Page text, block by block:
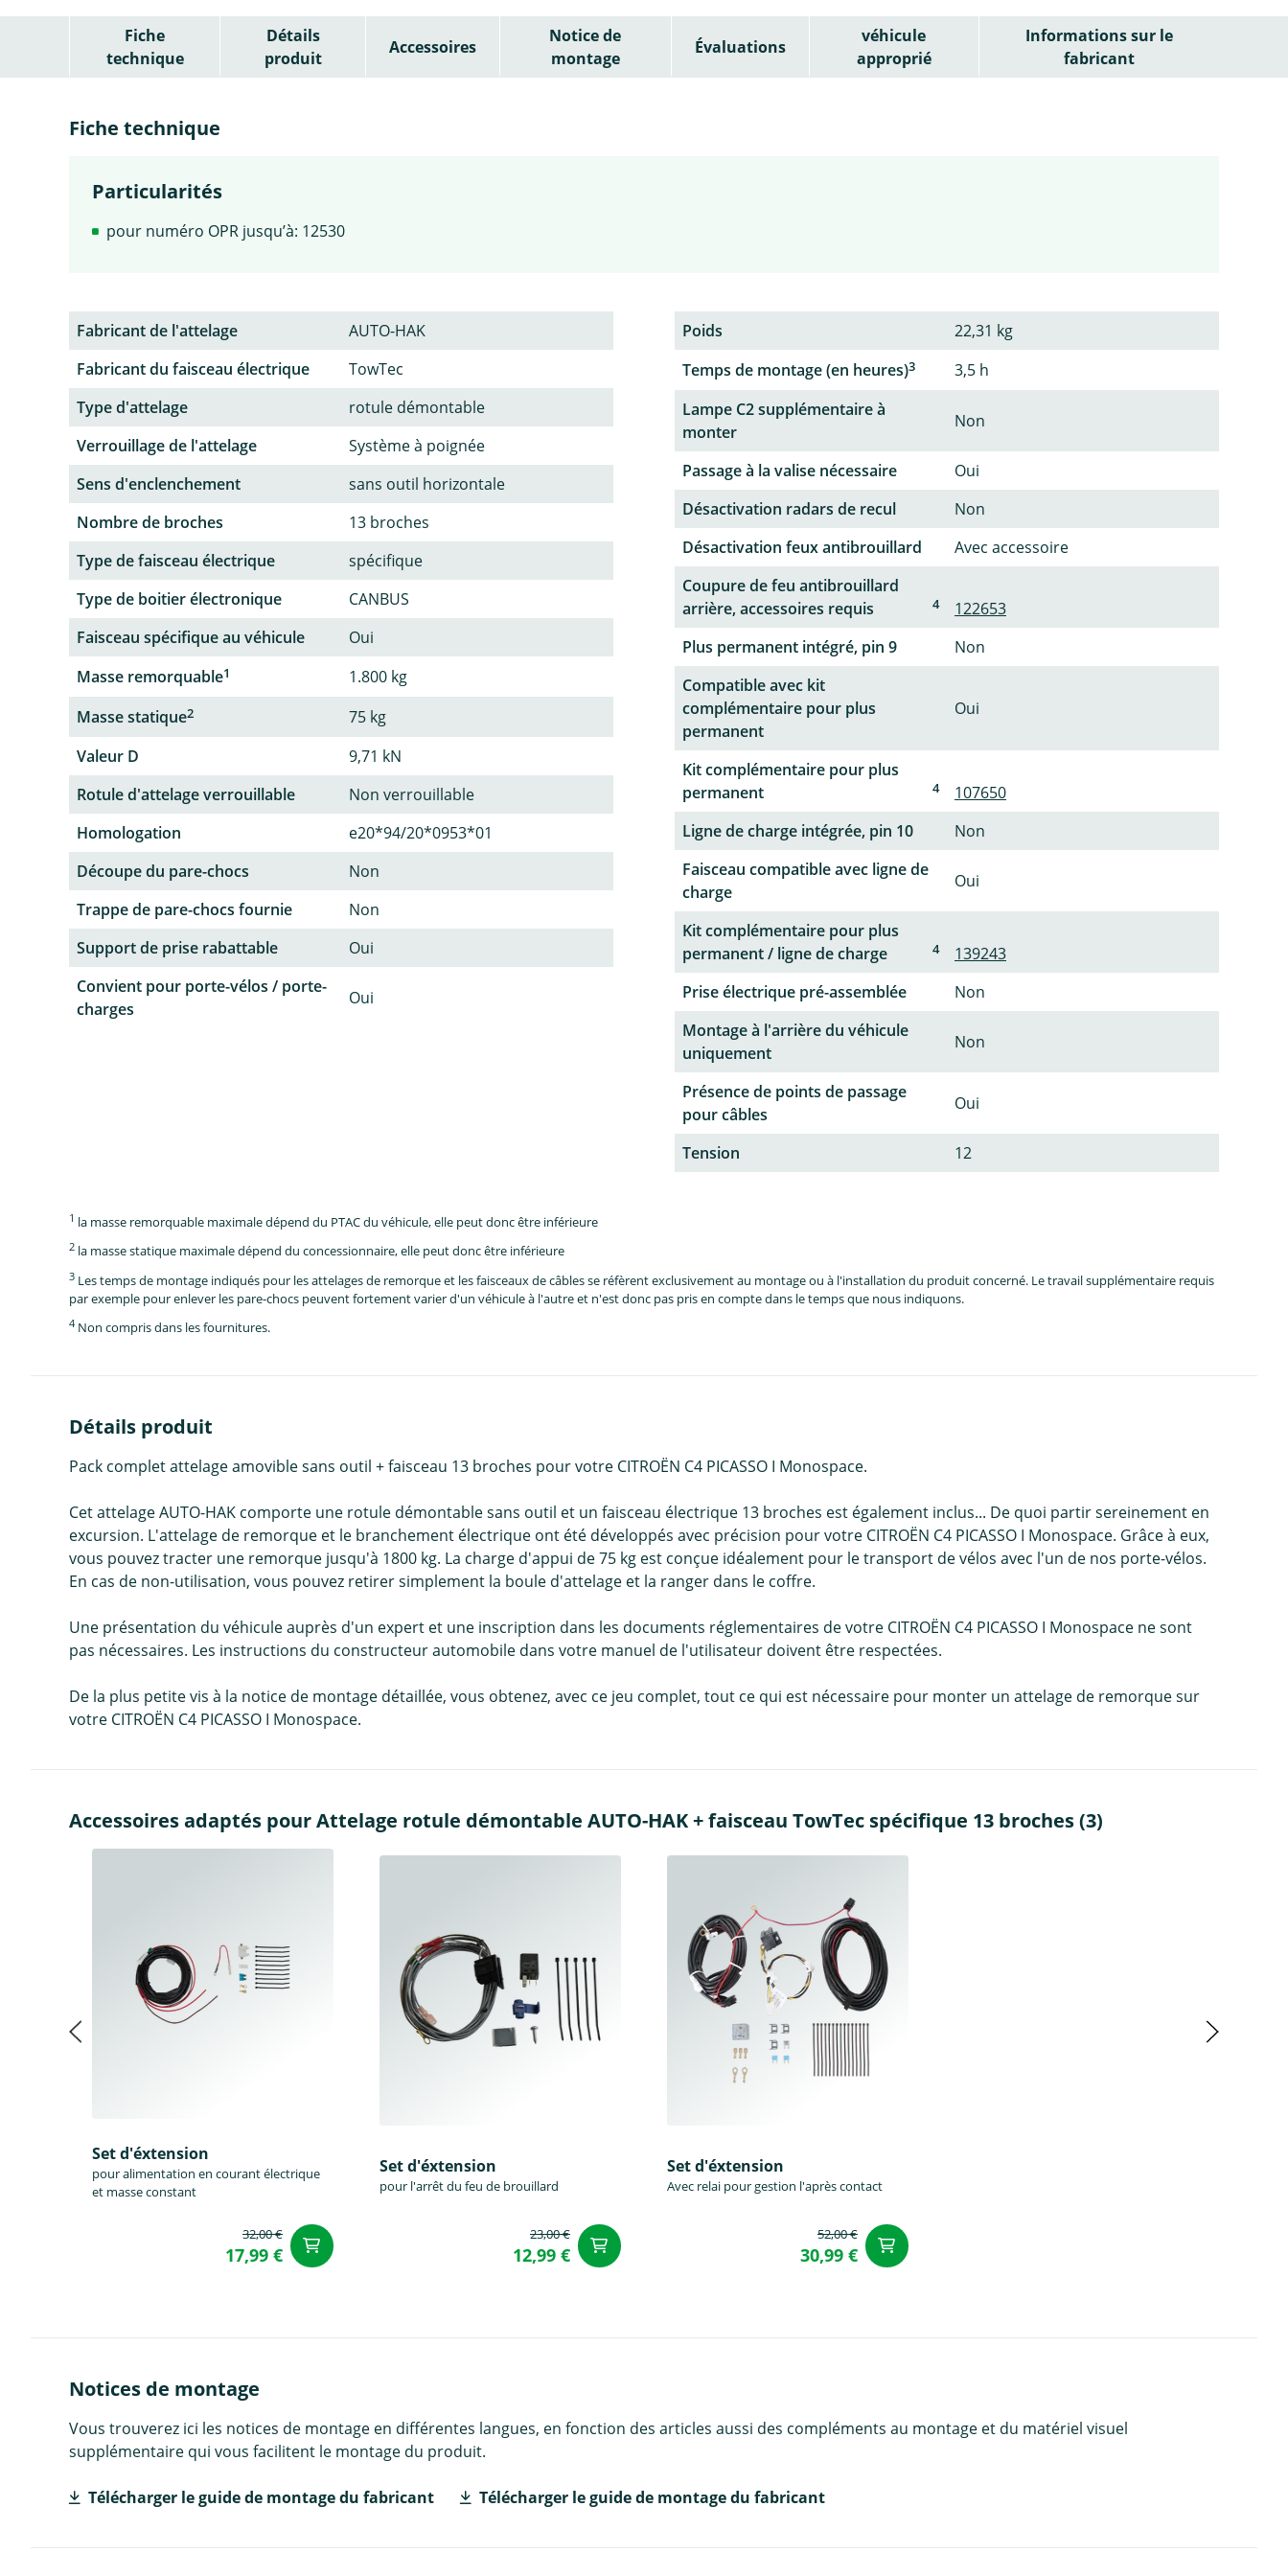
Fiche
technique
Détails
produit
Accessoires
Notice de
montage
Évaluations
véhicule
approprié
Informations sur le
fabricant
Fiche technique
Particularités
pour numéro OPR jusqu’à: 12530
Fabricant de l'attelage
AUTO-HAK
Fabricant du faisceau électrique
TowTec
Type d'attelage
rotule démontable
Verrouillage de l'attelage
Système à poignée
Sens d'enclenchement
sans outil horizontale
Nombre de broches
13 broches
Type de faisceau électrique
spécifique
Type de boitier électronique
CANBUS
Faisceau spécifique au véhicule
Oui
Masse remorquable1
1.800 kg
Masse statique2
75 kg
Valeur D
9,71 kN
Rotule d'attelage verrouillable
Non verrouillable
Homologation
e20*94/20*0953*01
Découpe du pare-chocs
Non
Trappe de pare-chocs fournie
Non
Support de prise rabattable
Oui
Convient pour porte-vélos / porte-
charges
Oui
Poids
22,31 kg
Temps de montage (en heures)3
3,5 h
Lampe C2 supplémentaire à
monter
Non
Passage à la valise nécessaire
Oui
Désactivation radars de recul
Non
Désactivation feux antibrouillard
Avec accessoire
Coupure de feu antibrouillard
arrière, accessoires requis
4
122653
Plus permanent intégré, pin 9
Non
Compatible avec kit
complémentaire pour plus
permanent
Oui
Kit complémentaire pour plus
permanent
4
107650
Ligne de charge intégrée, pin 10
Non
Faisceau compatible avec ligne de
charge
Oui
Kit complémentaire pour plus
permanent / ligne de charge
4
139243
Prise électrique pré-assemblée
Non
Montage à l'arrière du véhicule
uniquement
Non
Présence de points de passage
pour câbles
Oui
Tension 12
1 la masse remorquable maximale dépend du PTAC du véhicule, elle peut donc être inférieure
2 la masse statique maximale dépend du concessionnaire, elle peut donc être inférieure
3 Les temps de montage indiqués pour les attelages de remorque et les faisceaux de câbles se réfèrent exclusivement au montage ou à l'installation du produit concerné. Le travail supplémentaire requis
par exemple pour enlever les pare-chocs peuvent fortement varier d'un véhicule à l'autre et n'est donc pas pris en compte dans le temps que nous indiquons.
4 Non compris dans les fournitures.
Détails produit
Pack complet attelage amovible sans outil + faisceau 13 broches pour votre CITROËN C4 PICASSO I Monospace.
Cet attelage AUTO-HAK comporte une rotule démontable sans outil et un faisceau électrique 13 broches est également inclus... De quoi partir sereinement en
excursion. L'attelage de remorque et le branchement électrique ont été développés avec précision pour votre CITROËN C4 PICASSO I Monospace. Grâce à eux,
vous pouvez tracter une remorque jusqu'à 1800 kg. La charge d'appui de 75 kg est conçue idéalement pour le transport de vélos avec l'un de nos porte-vélos.
En cas de non-utilisation, vous pouvez retirer simplement la boule d'attelage et la ranger dans le coffre.
Une présentation du véhicule auprès d'un expert et une inscription dans les documents réglementaires de votre CITROËN C4 PICASSO I Monospace ne sont
pas nécessaires. Les instructions du constructeur automobile dans votre manuel de l'utilisateur doivent être respectées.
De la plus petite vis à la notice de montage détaillée, vous obtenez, avec ce jeu complet, tout ce qui est nécessaire pour monter un attelage de remorque sur
votre CITROËN C4 PICASSO I Monospace.
Accessoires adaptés pour Attelage rotule démontable AUTO-HAK + faisceau TowTec spécifique 13 broches (3)
Set d'éxtension
pour alimentation en courant électrique
et masse constant
32,00 €
17,99 €
Set d'éxtension
pour l'arrêt du feu de brouillard
23,00 €
12,99 €
Set d'éxtension
Avec relai pour gestion l'après contact
52,00 €
30,99 €
Notices de montage
Vous trouverez ici les notices de montage en différentes langues, en fonction des articles aussi des compléments au montage et du matériel visuel
supplémentaire qui vous facilitent le montage du produit.
Télécharger le guide de montage du fabricant Télécharger le guide de montage du fabricant